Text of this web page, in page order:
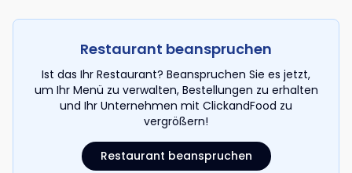
Restaurant beanspruchen
Ist das Ihr Restaurant? Beanspruchen Sie es jetzt,
um Ihr Menü zu verwalten, Bestellungen zu erhalten
und Ihr Unternehmen mit ClickandFood zu
vergrößern!
Restaurant beanspruchen